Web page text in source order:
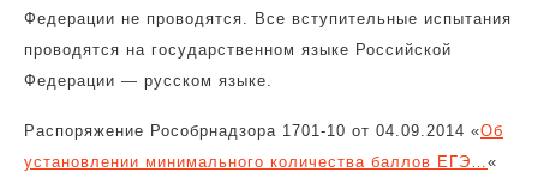
Федерации не проводятся. Все вступительные испытания
проводятся на государственном языке Российской
Федерации — русском языке.
Распоряжение Рособрнадзора 1701-10 от 04.09.2014 «Об
установлении минимального количества баллов ЕГЭ…«